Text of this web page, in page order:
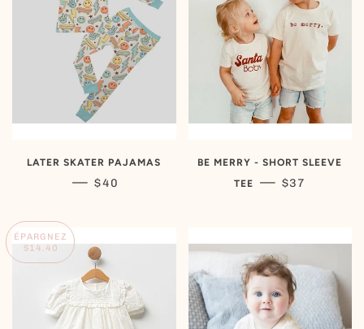
LATER SKATER PAJAMAS
— PRIX RÉGULIER
$40
BE MERRY - SHORT SLEEVE
TEE
— PRIX
$37
ÉPARGNEZ
$14.40